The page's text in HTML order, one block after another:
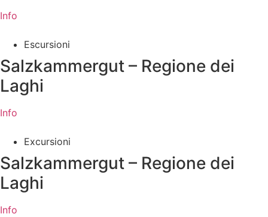
Info
Escursioni
Salzkammergut – Regione dei
Laghi
Info
Excursioni
Salzkammergut – Regione dei
Laghi
Info